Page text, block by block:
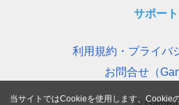
サポート
利用規約・プライバ
お問合せ（
当サイトではCookieを使用します。Cookie